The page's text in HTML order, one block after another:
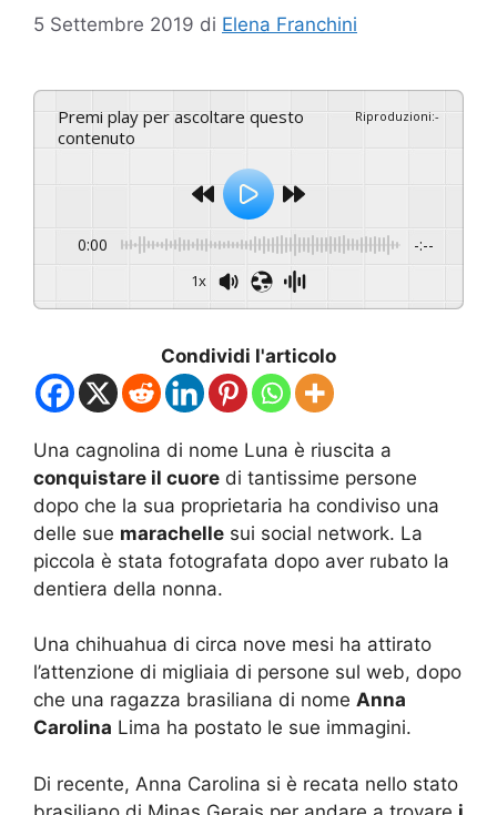
5 Settembre 2019 di Elena Franchini
Premi play per ascoltare questo
contenuto
Riproduzioni:-
0:00 -:--
1x
Condividi l'articolo
Una cagnolina di nome Luna è riuscita a
conquistare il cuore di tantissime persone
dopo che la sua proprietaria ha condiviso una
delle sue marachelle sui social network. La
piccola è stata fotografata dopo aver rubato la
dentiera della nonna.
Una chihuahua di circa nove mesi ha attirato
l’attenzione di migliaia di persone sul web, dopo
che una ragazza brasiliana di nome Anna
Carolina Lima ha postato le sue immagini.
Di recente, Anna Carolina si è recata nello stato